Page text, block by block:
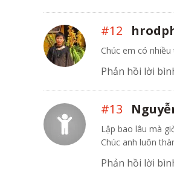
#12
Chúc em có
Phản hồi lời
#13
Lập bao lâu mà
Chúc anh luôn
Phản hồi lời